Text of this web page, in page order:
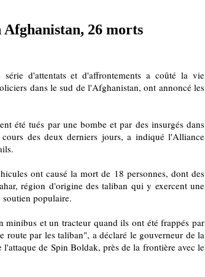
Afghanistan, 26 morts
d'attentats et d'affrontements a coûté la vie
dans le sud de l'Afghanistan, ont annoncé les
été tués par une bombe et par des insurgés dans
cours des deux derniers jours, a indiqué l'Alliance
ont causé la mort de 18 personnes, dont des
région d'origine des taliban qui y exercent une
populaire.
minibus et un tracteur quand ils ont été frappés par
route par les taliban", a déclaré le gouverneur de la
de Spin Boldak, près de la frontière avec le